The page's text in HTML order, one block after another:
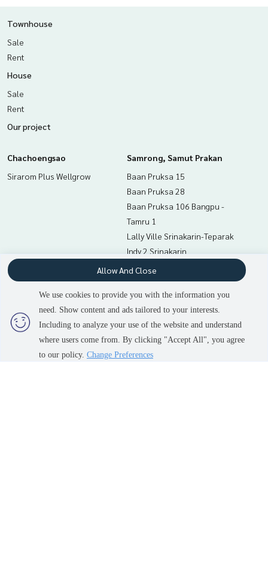
Townhouse
Sale
Rent
House
Sale
Rent
Our project
Chachoengsao
Sirarom Plus Wellgrow
Samrong, Samut Prakan
Baan Pruksa 15
Baan Pruksa 28
Baan Pruksa 106 Bangpu -
Tamru 1
Lally Ville Srinakarin-Teparak
Indy 2 Srinakarin
Lumpini Mixx Thepharak -
Srinakarin
Baan Pruksa Samrong - Puchao
The Ozone Theparak - Bangbor
Phase 1
Kitti Nakorn Avenue NHA Bang
Phli
We use cookies to provide you with the information you
need. Show content and ads tailored to your interests.
Including to analyze your use of the website and understand
where users come from. By clicking "Accept All", you agree
to our policy. Change Preferences
Allow And Close